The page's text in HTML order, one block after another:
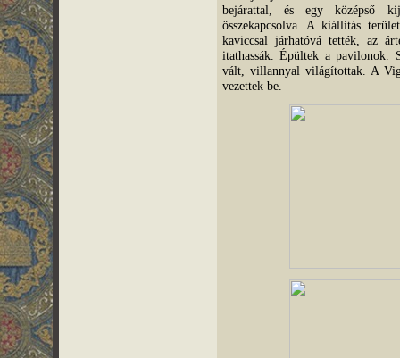
bejárattal, és egy középső
összekapcsolva. A kiállítás
kaviccsal járhatóvá tették, az
itathassák. Épültek a pavilonok.
vált, villannyal világítottak. A
vezettek be.